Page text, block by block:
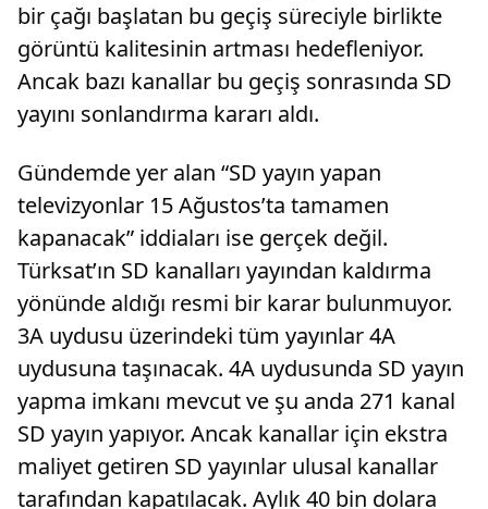
bir çağı başlatan bu geçiş süreciyle birlikte
görüntü kalitesinin artması hedefleniyor.
Ancak bazı kanallar bu geçiş sonrasında SD
yayını sonlandırma kararı aldı.
Gündemde yer alan “SD yayın yapan
televizyonlar 15 Ağustos’ta tamamen
kapanacak” iddiaları ise gerçek değil.
Türksat’ın SD kanalları yayından kaldırma
yönünde aldığı resmi bir karar bulunmuyor.
3A uydusu üzerindeki tüm yayınlar 4A
uydusuna taşınacak. 4A uydusunda SD yayın
yapma imkanı mevcut ve şu anda 271 kanal
SD yayın yapıyor. Ancak kanallar için ekstra
maliyet getiren SD yayınlar ulusal kanallar
tarafından kapatılacak. Aylık 40 bin dolara